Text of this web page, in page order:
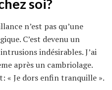
soi?
n’est pas qu’une
C’est devenu un
indésirables. J’ai
après un cambriolage.
« Je dors enfin tranquille ».